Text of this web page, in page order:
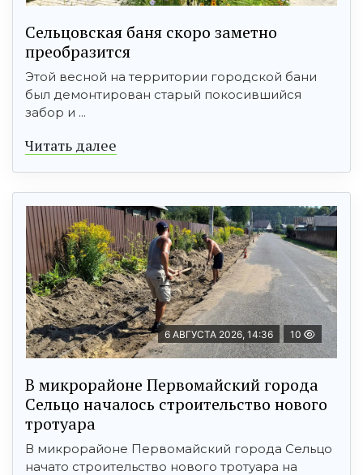
Сельцовская баня скоро заметно
преобразится
Этой весной на территории городской бани
был демонтирован старый покосившийся
забор и ...
Читать далее
6 АВГУСТА 2026, 14:36 10
В микрорайоне Первомайский города
Сельцо началось строительство нового
тротуара
В микрорайоне Первомайский города Сельцо
начато строительство нового тротуара на